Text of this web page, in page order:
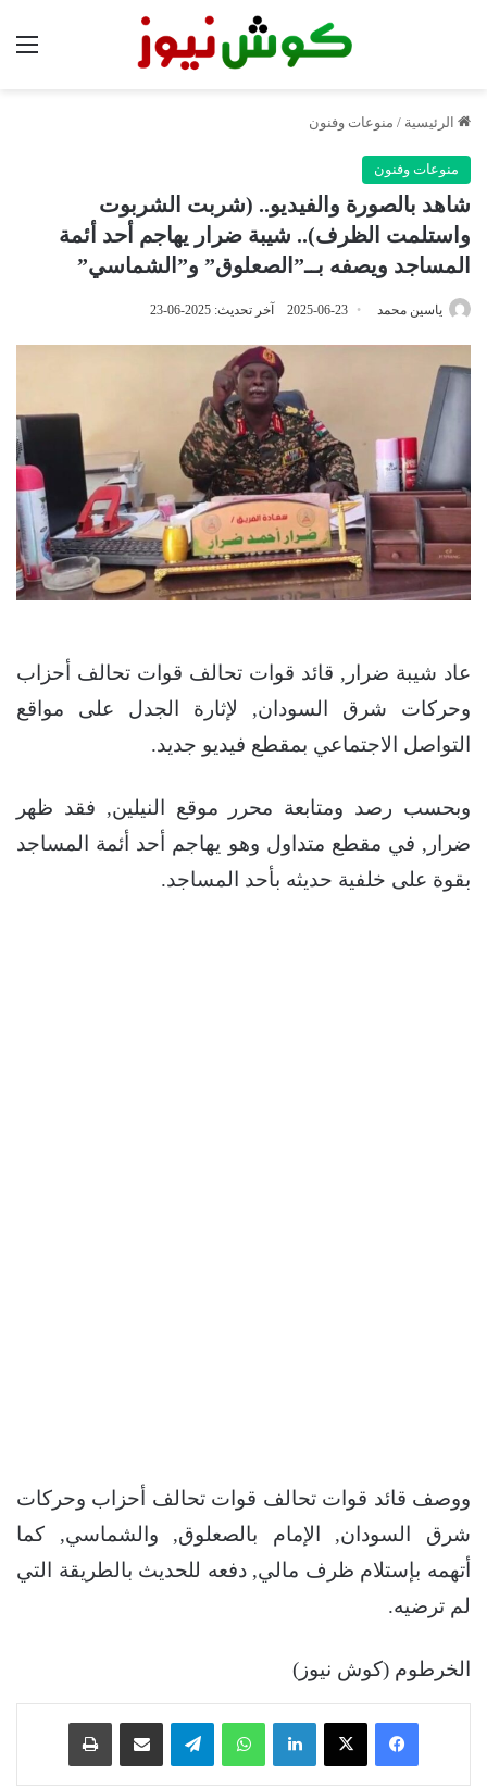
الرئيسية / منوعات وفنون
منوعات وفنون
شاهد بالصورة والفيديو.. (شربت الشربوت
واستلمت الظرف).. شيبة ضرار يهاجم أحد أئمة
المساجد ويصفه بــ”الصعلوق” و”الشماسي”
ياسين محمد 2025-06-23 آخر تحديث: 2025-06-23
عاد شيبة ضرار, قائد قوات تحالف قوات تحالف أحزاب
وحركات شرق السودان, لإثارة الجدل على مواقع
التواصل الاجتماعي بمقطع فيديو جديد.
وبحسب رصد ومتابعة محرر موقع النيلين, فقد ظهر
ضرار, في مقطع متداول وهو يهاجم أحد أئمة المساجد
بقوة على خلفية حديثه بأحد المساجد.
ووصف قائد قوات تحالف قوات تحالف أحزاب وحركات
شرق السودان, الإمام بالصعلوق, والشماسي, كما
أتهمه بإستلام ظرف مالي, دفعه للحديث بالطريقة التي
لم ترضيه.
الخرطوم (كوش نيوز)
فيسبوك ‫X لينكدإن واتساب تيلقرام